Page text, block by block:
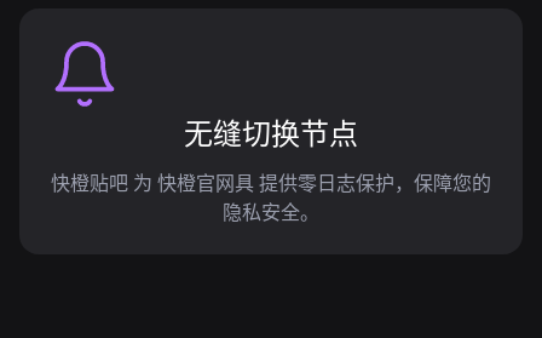
无缝切换节点
快橙贴吧 为 快橙官网具 提供零日志保护，保障您的
隐私安全。